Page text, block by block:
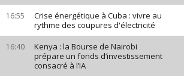
16:55
Crise énergétique à Cuba : vivre au
rythme des coupures d'électricité
16:40
Kenya : la Bourse de Nairobi
prépare un fonds d’investissement
consacré à l’IA